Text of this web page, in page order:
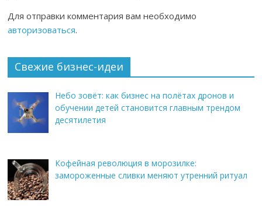
Для отправки комментария вам необходимо
авторизоваться.
Свежие бизнес-идеи
Небо зовёт: как бизнес на полётах дронов и
обучении детей становится главным трендом
десятилетия
Кофейная революция в морозилке:
замороженные сливки меняют утренний ритуал